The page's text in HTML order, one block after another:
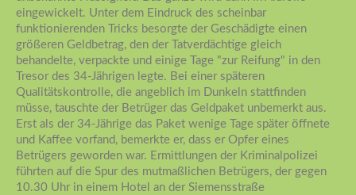
eingewickelt. Unter dem Eindruck des scheinbar
funktionierenden Tricks besorgte der Geschädigte einen
größeren Geldbetrag, den der Tatverdächtige gleich
behandelte, verpackte und einige Tage "zur Reifung" in den
Tresor des 34-Jährigen legte. Bei einer späteren
Qualitätskontrolle, die angeblich im Dunkeln stattfinden
müsse, tauschte der Betrüger das Geldpaket unbemerkt aus.
Erst als der 34-Jährige das Paket wenige Tage später öffnete
und Kaffee vorfand, bemerkte er, dass er Opfer eines
Betrügers geworden war. Ermittlungen der Kriminalpolizei
führten auf die Spur des mutmaßlichen Betrügers, der gegen
10.30 Uhr in einem Hotel an der Siemensstraße